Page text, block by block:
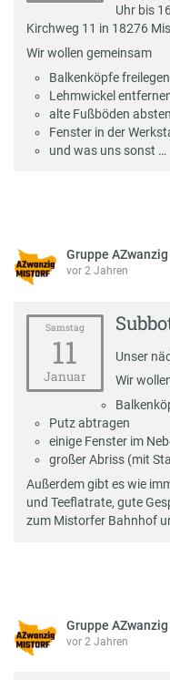
Uhr bis
Kirchweg 11 in 18276
Wir wollen gemeinsam
Balkenköpfe freilegen
Lehmwickel
alte Fußböden
Fenster in der
und was uns sonst …
Gruppe AZwanzig
vor 2 Jahren
Samstag
11
Januar
Unser
Wir
Putz abtragen
einige Fenster im
großer Abriss (mit
Außerdem gibt es wie
und Teeflatrate, gute
zum Mistorfer Bahnhof
Gruppe AZwanzig
vor 2 Jahren